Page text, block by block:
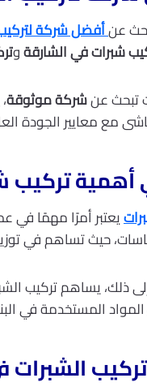
عنأفضل شركة
شبرات في الشارقةو
تبحث عنشركة موثوقة،
مع معايير الجودة
تركيب
يعتبر أمرًا مهمًا في
حيث تساهم في
ذلك، يساهم تركيب
المستخدمة في
الشبرات